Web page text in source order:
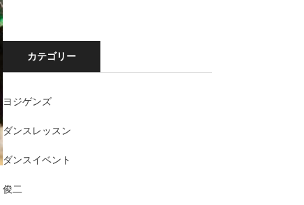
カテゴリー
ヨジゲンズ
ダンスレッスン
ダンスイベント
俊二